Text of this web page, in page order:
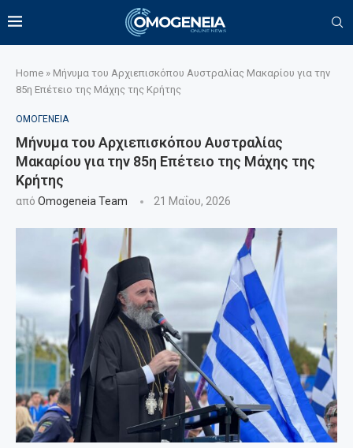
Home » Μήνυμα του Αρχιεπισκόπου Αυστραλίας Μακαρίου για την
85η Επέτειο της Μάχης της Κρήτης
ΟΜΟΓΕΝΕΙΑ
Μήνυμα του Αρχιεπισκόπου Αυστραλίας
Μακαρίου για την 85η Επέτειο της Μάχης της
Κρήτης
από Omogeneia Team 21 Μαΐου, 2026